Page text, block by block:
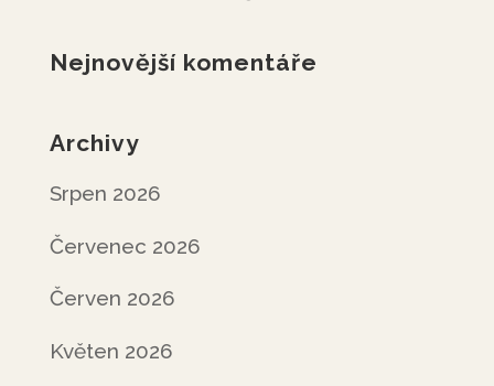
Nejnovější komentáře
Archivy
Srpen 2026
Červenec 2026
Červen 2026
Květen 2026